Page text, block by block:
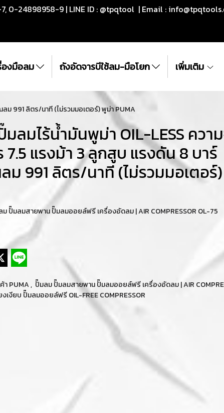
0-24898958-9 | LINE ID : @tpqtool | Email :
องมือลม ถังอัดจารบีใช้ลม-มือโยก เพิ่มเติม
ม 991 ลิตร/นาที (ไม่รวมมอเตอร์) พูม่า PUMA
มลมไร้น้ำมันพูม่า OIL-LESS ควา
7.5 แรงม้า 3 ลูกสูบ แรงดัน 8 บาร์
ม 991 ลิตร/นาที (ไม่รวมมอเตอร์
ม ปั๊มลมสายพาน ปั๊มลมออยล์ฟรี เครื่องอัดลม | AIR COMPRESSOR OL-75
า PUMA, ปั๊มลม ปั๊มลมสายพาน ปั๊มลมออยล์ฟรี เครื่องอัดลม | AIR
เงียบ ปั๊มลมออยล์ฟรี OIL-FREE COMPRESSOR